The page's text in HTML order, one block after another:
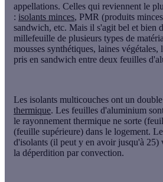
appellations. Celles qui reviennent le
: isolants minces, PMR (produits
sandwich, etc. Mais il s'agit bel et bien
millefeuille de plusieurs types de
mousses synthétiques, laines végétales,
pris en sandwich entre deux feuilles
Les isolants multicouches ont un
thermique. Les feuilles d'aluminium
le rayonnement thermique ne sorte
(feuille supérieure) dans le logement.
d'isolants (il peut y en avoir jusqu'à 25)
la déperdition par convection.